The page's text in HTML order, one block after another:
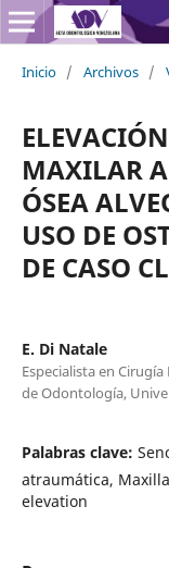
Inicio / Archivos /
MAXILAR A
ÓSEA
USO DE
DE CASO
E. Di Natale
Especialista en
de Odontología,
Palabras clave:
atraumática,
elevation